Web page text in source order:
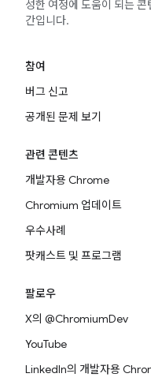
성한 여정에 도움이 되는
간입니다.
참여
버그 신고
공개된 문제 보기
관련 콘텐츠
개발자용 Chrome
Chromium 업데이트
우수사례
팟캐스트 및 프로그램
팔로우
X의 @ChromiumDev
YouTube
LinkedIn의 개발자용